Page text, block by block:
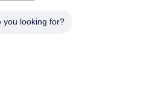
you looking for?